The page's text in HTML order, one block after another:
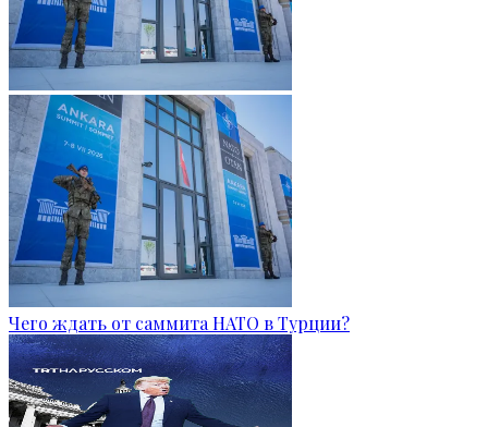
Чего ждать от саммита НАТО в Турции?